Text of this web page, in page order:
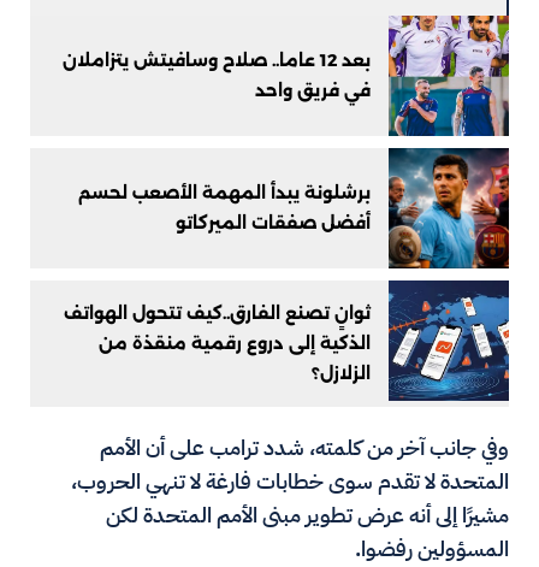
بعد 12 عاما.. صلاح وسافيتش يتزاملان
في فريق واحد
برشلونة يبدأ المهمة الأصعب لحسم
أفضل صفقات الميركاتو
ثوانٍ تصنع الفارق..كيف تتحول الهواتف
الذكية إلى دروع رقمية منقذة من
الزلازل؟
وفي جانب آخر من كلمته، شدد ترامب على أن الأمم
المتحدة لا تقدم سوى خطابات فارغة لا تنهي الحروب،
مشيرًا إلى أنه عرض تطوير مبنى الأمم المتحدة لكن
المسؤولين رفضوا.